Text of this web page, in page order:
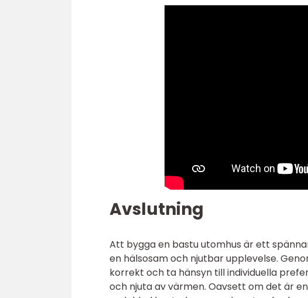
Avslutning
Att bygga en bastu utomhus är ett
en hälsosam och njutbar upplevelse.
korrekt och ta hänsyn till individuella
och njuta av värmen. Oavsett om det är